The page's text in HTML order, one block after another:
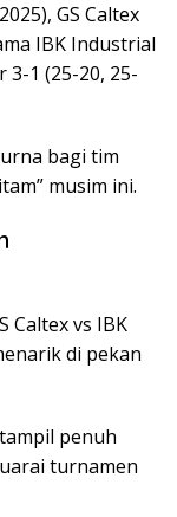
GS Caltex
IBK Industrial
3-1 (25-20, 25-
bagi tim
musim ini.
Caltex vs IBK
di pekan
penuh
turnamen